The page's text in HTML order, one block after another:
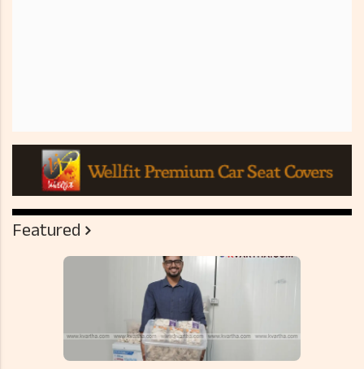
Featured